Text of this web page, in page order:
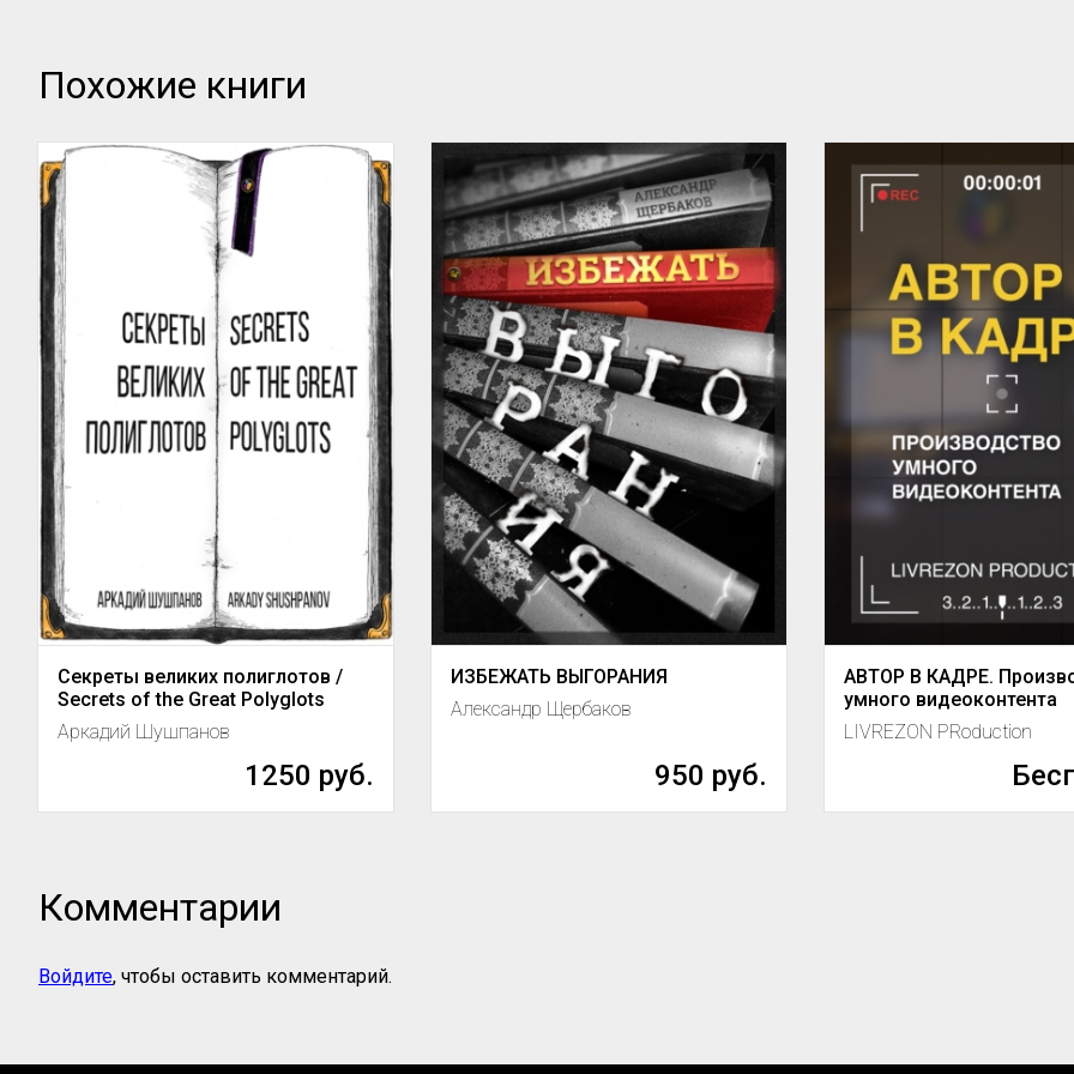
Похожие книги
Секреты великих полиглотов /
Secrets of the Great Polyglots
Аркадий Шушпанов
1250 руб.
ИЗБЕЖАТЬ ВЫГОРАНИЯ
Александр Щербаков
950 руб.
АВТОР В КАДРЕ.
умного видеоконтента
LIVREZON PRoduction
Комментарии
Войдите, чтобы оставить комментарий.